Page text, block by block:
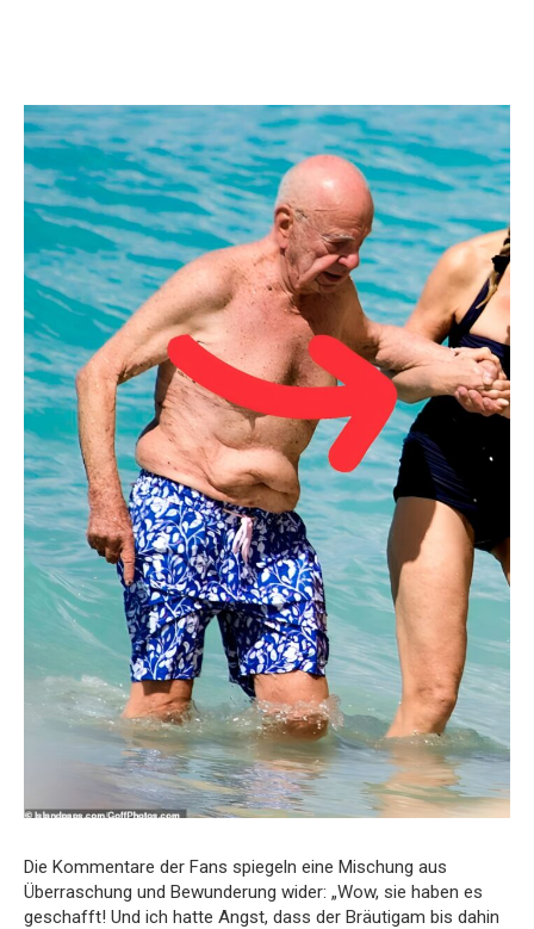
Die Kommentare der Fans spiegeln eine Mischung aus
Überraschung und Bewunderung wider: „Wow, sie haben es
geschafft! Und ich hatte Angst, dass der Bräutigam bis dahin